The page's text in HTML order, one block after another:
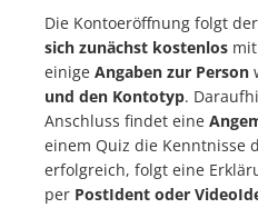
Die Kontoeröffnung folgt
sich zunächst kostenlos
einige Angaben zur Person
und den Kontotyp.
Anschluss findet eine
einem Quiz die Kenntnisse
erfolgreich, folgt eine
per PostIdent oder